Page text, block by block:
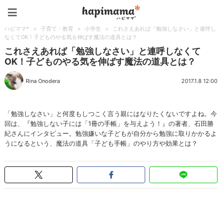
ハピママ* > 子育て・教育 > 小学生 >
これさえあれば「勉強しなさい」と連呼し
なくてOK！子どものやる気を伸ばす魔法の道具とは？
これさえあれば「勉強しなさい」と連呼しなくて
OK！子どものやる気を伸ばす魔法の道具とは？
Rina Onodera 2017.1.8 12:00
「勉強しなさい」と何度もしつこく言う親にはなりたくないですよね。今
回は、『勉強しない子には「1冊の手帳」を与えよう！』の著者、石田勝
紀さんにインタビュー。勉強嫌いな子どもが自分から勉強に取りかかるよ
うになるという、魔法の道具「子ども手帳」のやり方や効果とは？